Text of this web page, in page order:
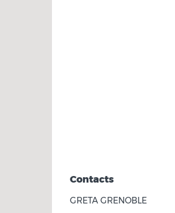
Contacts
GRETA GRENOBLE